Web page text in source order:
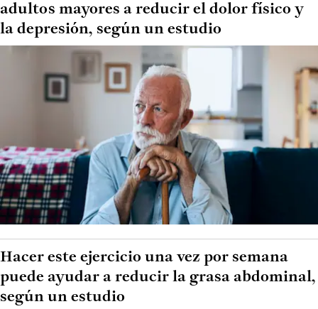
adultos mayores a reducir el dolor físico y
la depresión, según un estudio
Hacer este ejercicio una vez por semana
puede ayudar a reducir la grasa abdominal,
según un estudio